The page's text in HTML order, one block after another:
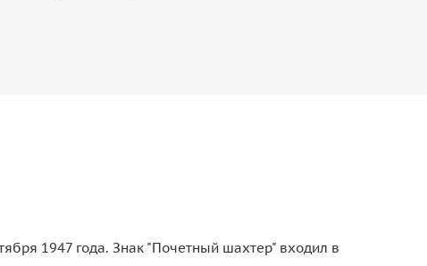
1947 года. Знак "Почетный шахтер" входил в